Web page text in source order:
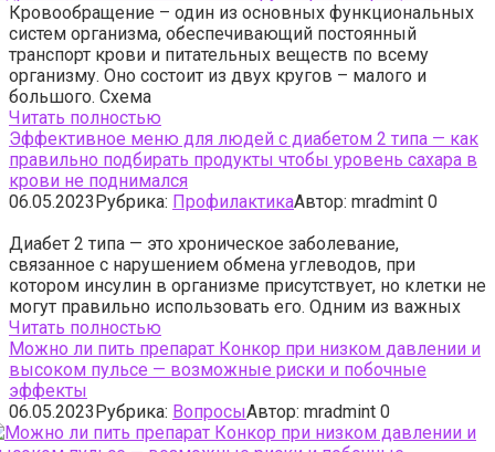
Кровообращение – один из основных функциональных
систем организма, обеспечивающий постоянный
транспорт крови и питательных веществ по всему
организму. Оно состоит из двух кругов – малого и
большого. Схема
Читать полностью
Эффективное меню для людей с диабетом 2 типа — как
правильно подбирать продукты чтобы уровень сахара в
крови не поднимался
06.05.2023Рубрика: ПрофилактикаАвтор: mradmint 0
Диабет 2 типа — это хроническое заболевание,
связанное с нарушением обмена углеводов, при
котором инсулин в организме присутствует, но клетки не
могут правильно использовать его. Одним из важных
Читать полностью
Можно ли пить препарат Конкор при низком давлении и
высоком пульсе — возможные риски и побочные
эффекты
06.05.2023Рубрика: ВопросыАвтор: mradmint 0